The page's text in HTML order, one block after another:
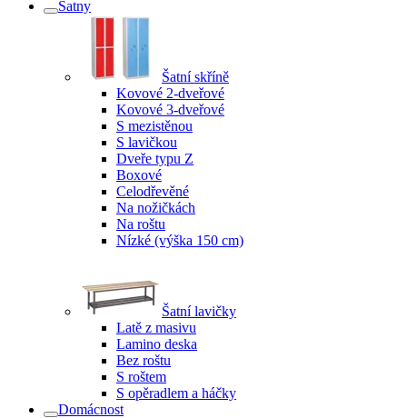
Šatny
Šatní skříně
Kovové 2-dveřové
Kovové 3-dveřové
S mezistěnou
S lavičkou
Dveře typu Z
Boxové
Celodřevěné
Na nožičkách
Na roštu
Nízké (výška 150 cm)
Šatní lavičky
Latě z masivu
Lamino deska
Bez roštu
S roštem
S opěradlem a háčky
Domácnost